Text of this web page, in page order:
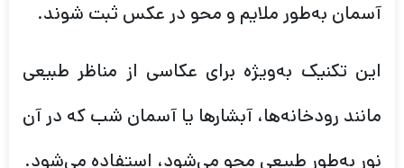
آسمان به‌طور ملایم و محو در عکس ثبت شوند.
این تکنیک به‌ویژه برای عکاسی از مناظر طبیعی
مانند رودخانه‌ها، آبشارها یا آسمان شب که در آن
نور به‌طور طبیعی محو می‌شود، استفاده می‌شود.